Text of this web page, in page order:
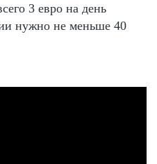
3 евро на день
нужно не меньше 40